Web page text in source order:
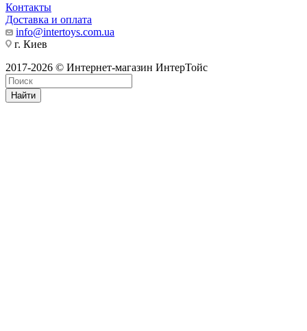
Контакты
Доставка и оплата
info@intertoys.com.ua
г. Киев
2017-2026 © Интернет-магазин ИнтерТойс
Найти